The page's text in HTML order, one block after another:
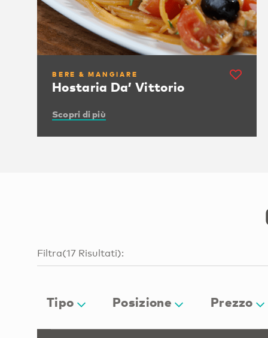
BERE & MANGIARE
Hostaria Da’ Vittorio
Scopri di più
Filtra(17 Risultati):
Tipo Posizione Prezzo